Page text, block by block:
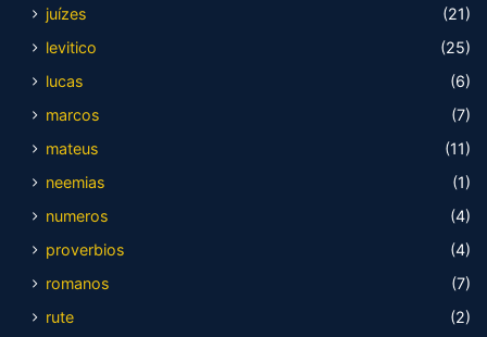
juízes
(21)
levitico
(25)
lucas
(6)
marcos
(7)
mateus
(11)
neemias
(1)
numeros
(4)
proverbios
(4)
romanos
(7)
rute
(2)